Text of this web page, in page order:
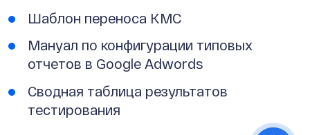
Шаблон переноса КМС
Мануал по конфигурации типовых
отчетов в Google Adwords
Сводная таблица результатов
тестирования